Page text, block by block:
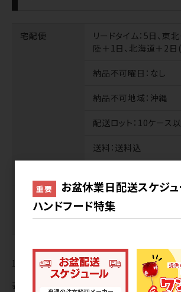
宅配便 リードタイム：5日、東
陸＋1日、北海道＋2日
納品不可曜日 ：なし
納品不可地域 ：沖縄
配送ロット ：10ケース
送料：送料込
サンプル
送料：有料
1
件中 1〜1件目
表示切替
重要
お盆休業日配送スケジ
ハンドフード特集